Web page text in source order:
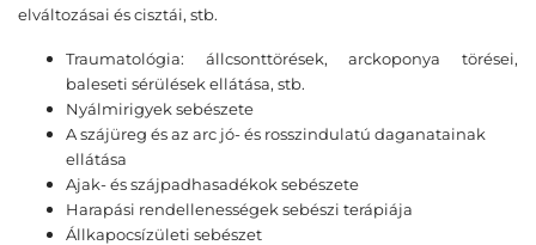
elváltozásai és cisztái, stb.
Traumatológia: állcsonttörések, arckoponya törései,
baleseti sérülések ellátása, stb.
Nyálmirigyek sebészete
A szájüreg és az arc jó- és rosszindulatú daganatainak
ellátása
Ajak- és szájpadhasadékok sebészete
Harapási rendellenességek sebészi terápiája
Állkapocsízületi sebészet